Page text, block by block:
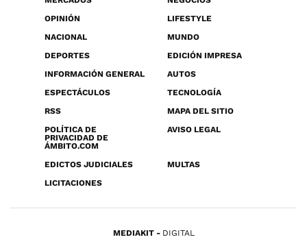
OPINIÓN
LIFESTYLE
NACIONAL
MUNDO
DEPORTES
EDICIÓN IMPRESA
INFORMACIÓN GENERAL
AUTOS
ESPECTÁCULOS
TECNOLOGÍA
RSS
MAPA DEL SITIO
POLÍTICA DE
PRIVACIDAD DE
ÁMBITO.COM
AVISO LEGAL
EDICTOS JUDICIALES
MULTAS
LICITACIONES
MEDIAKIT DIGITAL